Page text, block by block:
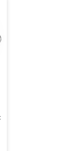
Para
Cor.
Abridor De